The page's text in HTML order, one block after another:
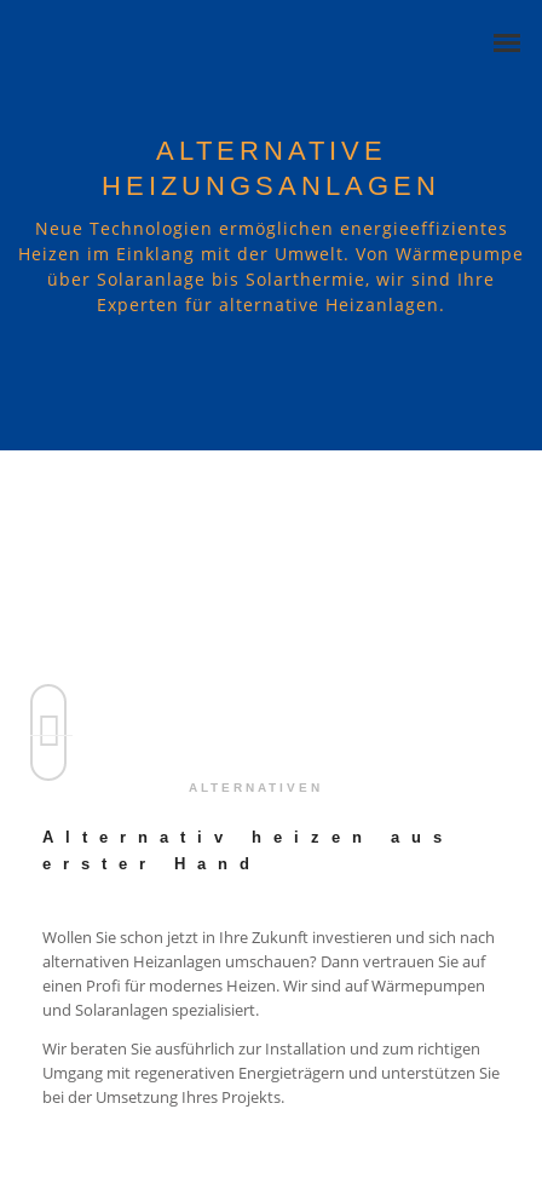
HEIZUNGSANLAGEN
ALTERNATIVE HEIZUNGSANLAGEN
ALTERNATIVE
HEIZUNGSANLAGEN
Neue Technologien ermöglichen energieeffizientes
Heizen im Einklang mit der Umwelt. Von Wärmepumpe
über Solaranlage bis Solarthermie, wir sind Ihre
Experten für alternative Heizanlagen.
ALTERNATIVEN
Alternativ heizen aus
erster Hand
Wollen Sie schon jetzt in Ihre Zukunft investieren und sich nach
alternativen Heizanlagen umschauen? Dann vertrauen Sie auf
einen Profi für modernes Heizen. Wir sind auf Wärmepumpen
und Solaranlagen spezialisiert.
Wir beraten Sie ausführlich zur Installation und zum richtigen
Umgang mit regenerativen Energieträgern und unterstützen Sie
bei der Umsetzung Ihres Projekts.